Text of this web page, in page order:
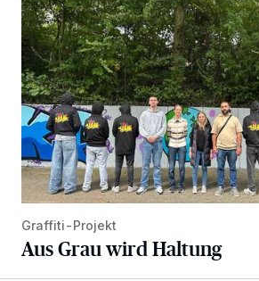
Graffiti-Projekt
Aus Grau wird Haltung